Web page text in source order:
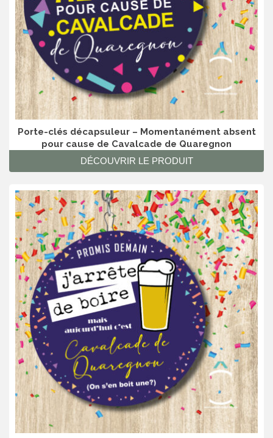
Porte-clés décapsuleur – Momentanément absent
pour cause de Cavalcade de Quaregnon
DÉCOUVRIR LE PRODUIT